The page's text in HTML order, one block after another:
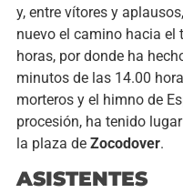
y, entre vítores y
nuevo el camino hacia
horas, por donde ha
minutos de las 14.00
morteros y el himno de
procesión, ha tenido
la plaza de Zocodover.
ASISTENTES